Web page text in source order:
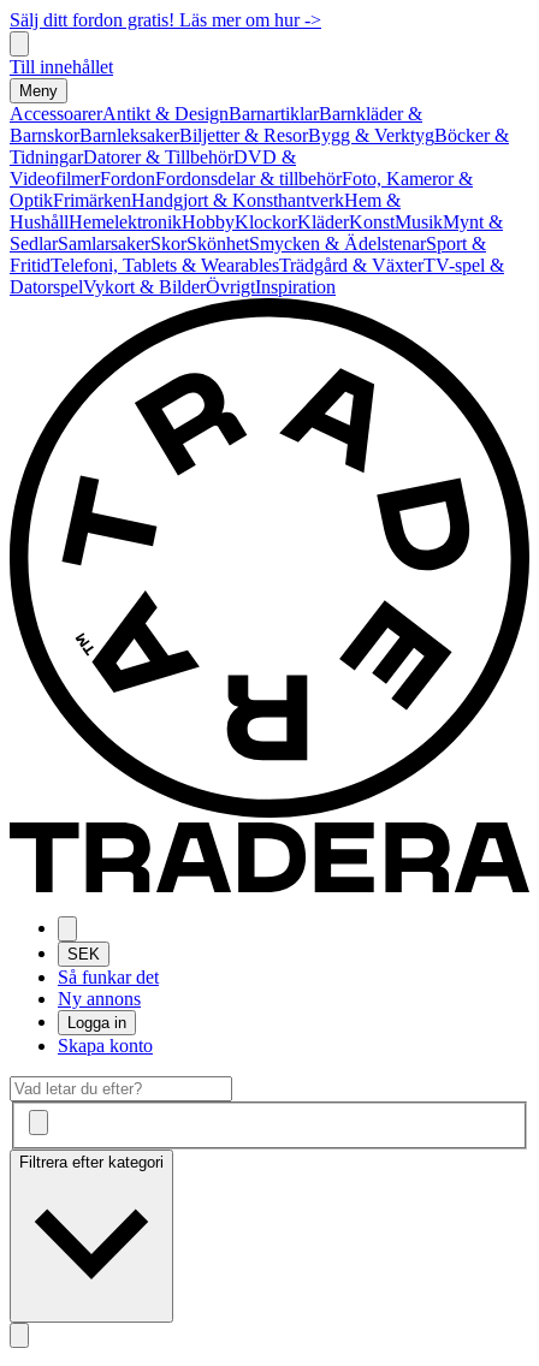
Sälj ditt fordon gratis! Läs mer om hur ->
Till innehållet
Meny
AccessoarerAntikt & DesignBarnartiklarBarnkläder &
BarnskorBarnleksakerBiljetter & ResorBygg & VerktygBöcker &
TidningarDatorer & TillbehörDVD &
VideofilmerFordonFordonsdelar & tillbehörFoto, Kameror &
OptikFrimärkenHandgjort & KonsthantverkHem &
HushållHemelektronikHobbyKlockorKläderKonstMusikMynt &
SedlarSamlarsakerSkorSkönhetSmycken & ÄdelstenarSport &
FritidTelefoni, Tablets & WearablesTrädgård & VäxterTV-spel &
DatorspelVykort & BilderÖvrigtInspiration
SEK
Så funkar det
Ny annons
Logga in
Skapa konto
Filtrera efter kategori